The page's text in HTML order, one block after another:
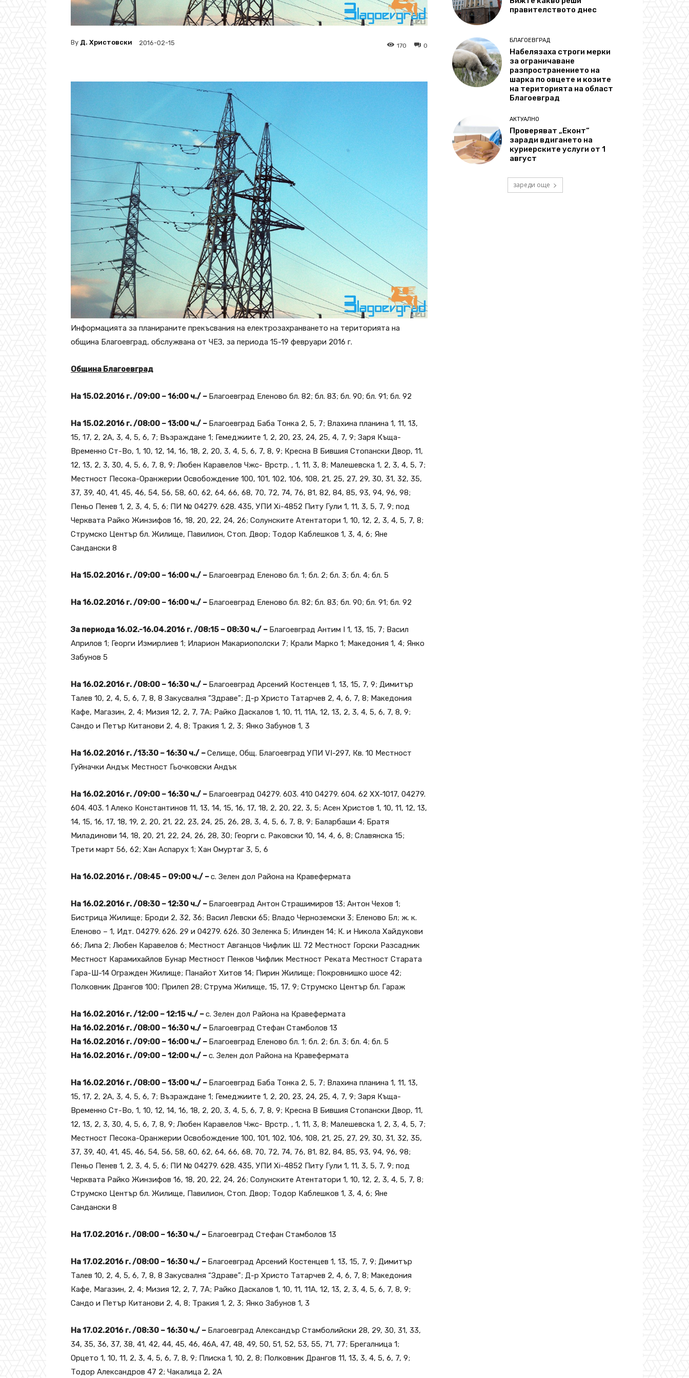
By Д. Христовски 2016-02-15 0
170
Информацията за планираните прекъсвания на електрозахранването на територията на
община Благоевград, обслужвана от ЧЕЗ, за периода 15-19 февруари 2016 г.
Община Благоевград
На 15.02.2016 г. /09:00 – 16:00 ч./ – Благоевград Еленово бл. 82; бл. 83; бл. 90; бл. 91; бл. 92
На 15.02.2016 г. /08:00 – 13:00 ч./ – Благоевград Баба Тонка 2, 5, 7; Влахина планина 1, 11, 13,
15, 17, 2, 2А, 3, 4, 5, 6, 7; Възраждане 1; Гемеджиите 1, 2, 20, 23, 24, 25, 4, 7, 9; Заря Къща-
Временно Ст-Во, 1, 10, 12, 14, 16, 18, 2, 20, 3, 4, 5, 6, 7, 8, 9; Кресна В Бившия Стопански Двор, 11,
12, 13, 2, 3, 30, 4, 5, 6, 7, 8, 9; Любен Каравелов Чжс- Врстр. , 1, 11, 3, 8; Малешевска 1, 2, 3, 4, 5, 7;
Местност Песока-Оранжерии Освобождение 100, 101, 102, 106, 108, 21, 25, 27, 29, 30, 31, 32, 35,
37, 39, 40, 41, 45, 46, 54, 56, 58, 60, 62, 64, 66, 68, 70, 72, 74, 76, 81, 82, 84, 85, 93, 94, 96, 98;
Пеньо Пенев 1, 2, 3, 4, 5, 6; ПИ № 04279. 628. 435, УПИ Хі-4852 Питу Гули 1, 11, 3, 5, 7, 9; под
Черквата Райко Жинзифов 16, 18, 20, 22, 24, 26; Солунските Атентатори 1, 10, 12, 2, 3, 4, 5, 7, 8;
Струмско Център бл. Жилище, Павилион, Стоп. Двор; Тодор Каблешков 1, 3, 4, 6; Яне
Сандански 8
На 15.02.2016 г. /09:00 – 16:00 ч./ – Благоевград Еленово бл. 1; бл. 2; бл. 3; бл. 4; бл. 5
На 16.02.2016 г. /09:00 – 16:00 ч./ – Благоевград Еленово бл. 82; бл. 83; бл. 90; бл. 91; бл. 92
За периода 16.02.-16.04.2016 г. /08:15 – 08:30 ч./ – Благоевград Антим I 1, 13, 15, 7; Васил
Априлов 1; Георги Измирлиев 1; Иларион Макариополски 7; Крали Марко 1; Македония 1, 4; Янко
Забунов 5
На 16.02.2016 г. /08:00 – 16:30 ч./ – Благоевград Арсений Костенцев 1, 13, 15, 7, 9; Димитър
Талев 10, 2, 4, 5, 6, 7, 8, 8 Закусвалня “Здраве”; Д-р Христо Татарчев 2, 4, 6, 7, 8; Македония
Кафе, Магазин, 2, 4; Мизия 12, 2, 7, 7А; Райко Даскалов 1, 10, 11, 11А, 12, 13, 2, 3, 4, 5, 6, 7, 8, 9;
Сандо и Петър Китанови 2, 4, 8; Тракия 1, 2, 3; Янко Забунов 1, 3
На 16.02.2016 г. /13:30 – 16:30 ч./ –Селище, Общ. Благоевград УПИ VI-297, Кв. 10 Местност
Гуйначки Андък Местност Гьочковски Андък
На 16.02.2016 г. /09:00 – 16:30 ч./ – Благоевград 04279. 603. 410 04279. 604. 62 XX-1017, 04279.
604. 403. 1 Алеко Константинов 11, 13, 14, 15, 16, 17, 18, 2, 20, 22, 3, 5; Асен Христов 1, 10, 11, 12, 13,
14, 15, 16, 17, 18, 19, 2, 20, 21, 22, 23, 24, 25, 26, 28, 3, 4, 5, 6, 7, 8, 9; Баларбаши 4; Братя
Миладинови 14, 18, 20, 21, 22, 24, 26, 28, 30; Георги с. Раковски 10, 14, 4, 6, 8; Славянска 15;
Трети март 56, 62; Хан Аспарух 1; Хан Омуртаг 3, 5, 6
На 16.02.2016 г. /08:45 – 09:00 ч./ –с. Зелен дол Района на Кравефермата
На 16.02.2016 г. /08:30 – 12:30 ч./ – Благоевград Антон Страшимиров 13; Антон Чехов 1;
Бистрица Жилище; Броди 2, 32, 36; Васил Левски 65; Владо Черноземски 3; Еленово Бл; ж. к.
Еленово – 1, Идт. 04279. 626. 29 и 04279. 626. 30 Зеленка 5; Илинден 14; К. и Никола Хайдукови
66; Липа 2; Любен Каравелов 6; Местност Авганцов Чифлик Ш. 72 Местност Горски Разсадник
Местност Карамихайлов Бунар Местност Пенков Чифлик Местност Реката Местност Старата
Гара-Ш-14 Огражден Жилище; Панайот Хитов 14; Пирин Жилище; Покровнишко шосе 42;
Полковник Дрангов 100; Прилеп 28; Струма Жилище, 15, 17, 9; Струмско Център бл. Гараж
На 16.02.2016 г. /12:00 – 12:15 ч./ –с. Зелен дол Района на Кравефермата
На 16.02.2016 г. /08:00 – 16:30 ч./ – Благоевград Стефан Стамболов 13
На 16.02.2016 г. /09:00 – 16:00 ч./ – Благоевград Еленово бл. 1; бл. 2; бл. 3; бл. 4; бл. 5
На 16.02.2016 г. /09:00 – 12:00 ч./ –с. Зелен дол Района на Кравефермата
На 16.02.2016 г. /08:00 – 13:00 ч./ – Благоевград Баба Тонка 2, 5, 7; Влахина планина 1, 11, 13,
15, 17, 2, 2А, 3, 4, 5, 6, 7; Възраждане 1; Гемеджиите 1, 2, 20, 23, 24, 25, 4, 7, 9; Заря Къща-
Временно Ст-Во, 1, 10, 12, 14, 16, 18, 2, 20, 3, 4, 5, 6, 7, 8, 9; Кресна В Бившия Стопански Двор, 11,
12, 13, 2, 3, 30, 4, 5, 6, 7, 8, 9; Любен Каравелов Чжс- Врстр. , 1, 11, 3, 8; Малешевска 1, 2, 3, 4, 5, 7;
Местност Песока-Оранжерии Освобождение 100, 101, 102, 106, 108, 21, 25, 27, 29, 30, 31, 32, 35,
37, 39, 40, 41, 45, 46, 54, 56, 58, 60, 62, 64, 66, 68, 70, 72, 74, 76, 81, 82, 84, 85, 93, 94, 96, 98;
Пеньо Пенев 1, 2, 3, 4, 5, 6; ПИ № 04279. 628. 435, УПИ Хі-4852 Питу Гули 1, 11, 3, 5, 7, 9; под
Черквата Райко Жинзифов 16, 18, 20, 22, 24, 26; Солунските Атентатори 1, 10, 12, 2, 3, 4, 5, 7, 8;
Струмско Център бл. Жилище, Павилион, Стоп. Двор; Тодор Каблешков 1, 3, 4, 6; Яне
Сандански 8
На 17.02.2016 г. /08:00 – 16:30 ч./ – Благоевград Стефан Стамболов 13
На 17.02.2016 г. /08:00 – 16:30 ч./ – Благоевград Арсений Костенцев 1, 13, 15, 7, 9; Димитър
Талев 10, 2, 4, 5, 6, 7, 8, 8 Закусвалня “Здраве”; Д-р Христо Татарчев 2, 4, 6, 7, 8; Македония
Кафе, Магазин, 2, 4; Мизия 12, 2, 7, 7А; Райко Даскалов 1, 10, 11, 11А, 12, 13, 2, 3, 4, 5, 6, 7, 8, 9;
Сандо и Петър Китанови 2, 4, 8; Тракия 1, 2, 3; Янко Забунов 1, 3
На 17.02.2016 г. /08:30 – 16:30 ч./ – Благоевград Александър Стамболийски 28, 29, 30, 31, 33,
34, 35, 36, 37, 38, 41, 42, 44, 45, 46, 46А, 47, 48, 49, 50, 51, 52, 53, 55, 71, 77; Брегалница 1;
Орцето 1, 10, 11, 2, 3, 4, 5, 6, 7, 8, 9; Плиска 1, 10, 2, 8; Полковник Дрангов 11, 13, 3, 4, 5, 6, 7, 9;
Тодор Александров 47 2; Чакалица 2, 2А
правителството днес
БЛАГОЕВГРАД
Набелязаха строги мерки
за ограничаване
разпространението на
шарка по овцете и козите
на територията на област
Благоевград
АКТУАЛНО
Проверяват „Еконт“
заради вдигането на
куриерските услуги от 1
август
зареди още